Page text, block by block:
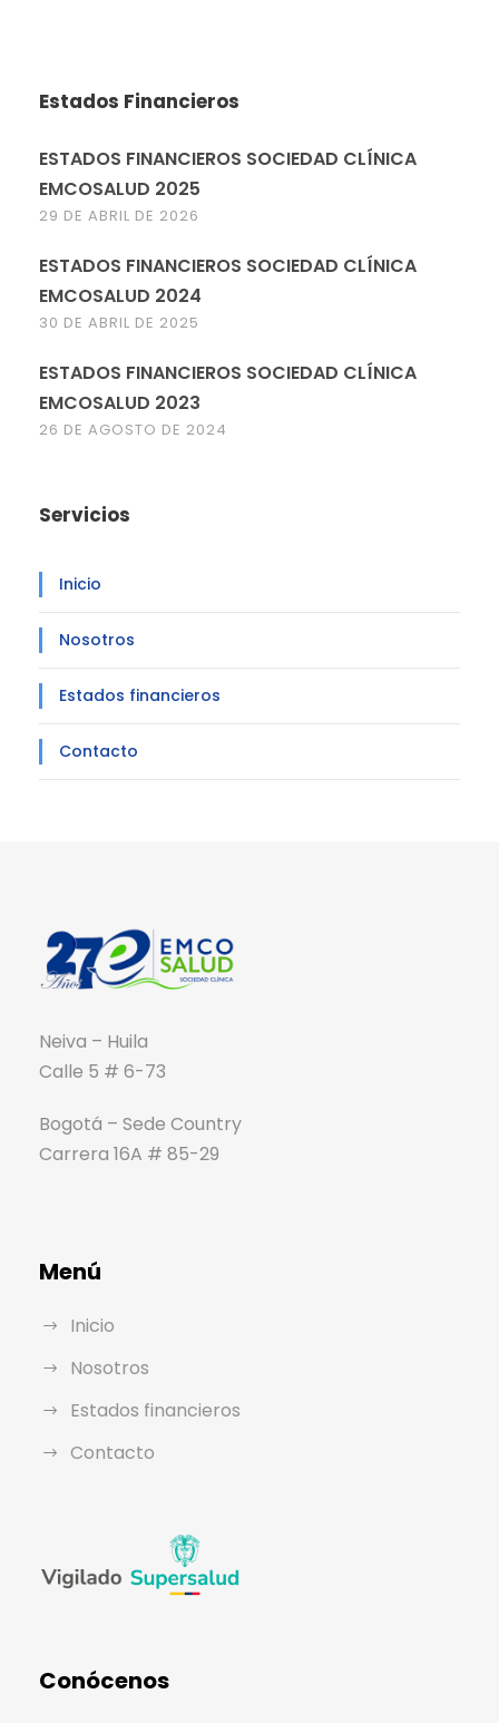
Estados Financieros
ESTADOS FINANCIEROS SOCIEDAD CLÍNICA
EMCOSALUD 2025
29 DE ABRIL DE 2026
ESTADOS FINANCIEROS SOCIEDAD CLÍNICA
EMCOSALUD 2024
30 DE ABRIL DE 2025
ESTADOS FINANCIEROS SOCIEDAD CLÍNICA
EMCOSALUD 2023
26 DE AGOSTO DE 2024
Servicios
Inicio
Nosotros
Estados financieros
Contacto
Neiva – Huila
Calle 5 # 6-73
Bogotá – Sede Country
Carrera 16A # 85-29
Menú
Inicio
Nosotros
Estados financieros
Contacto
Conócenos